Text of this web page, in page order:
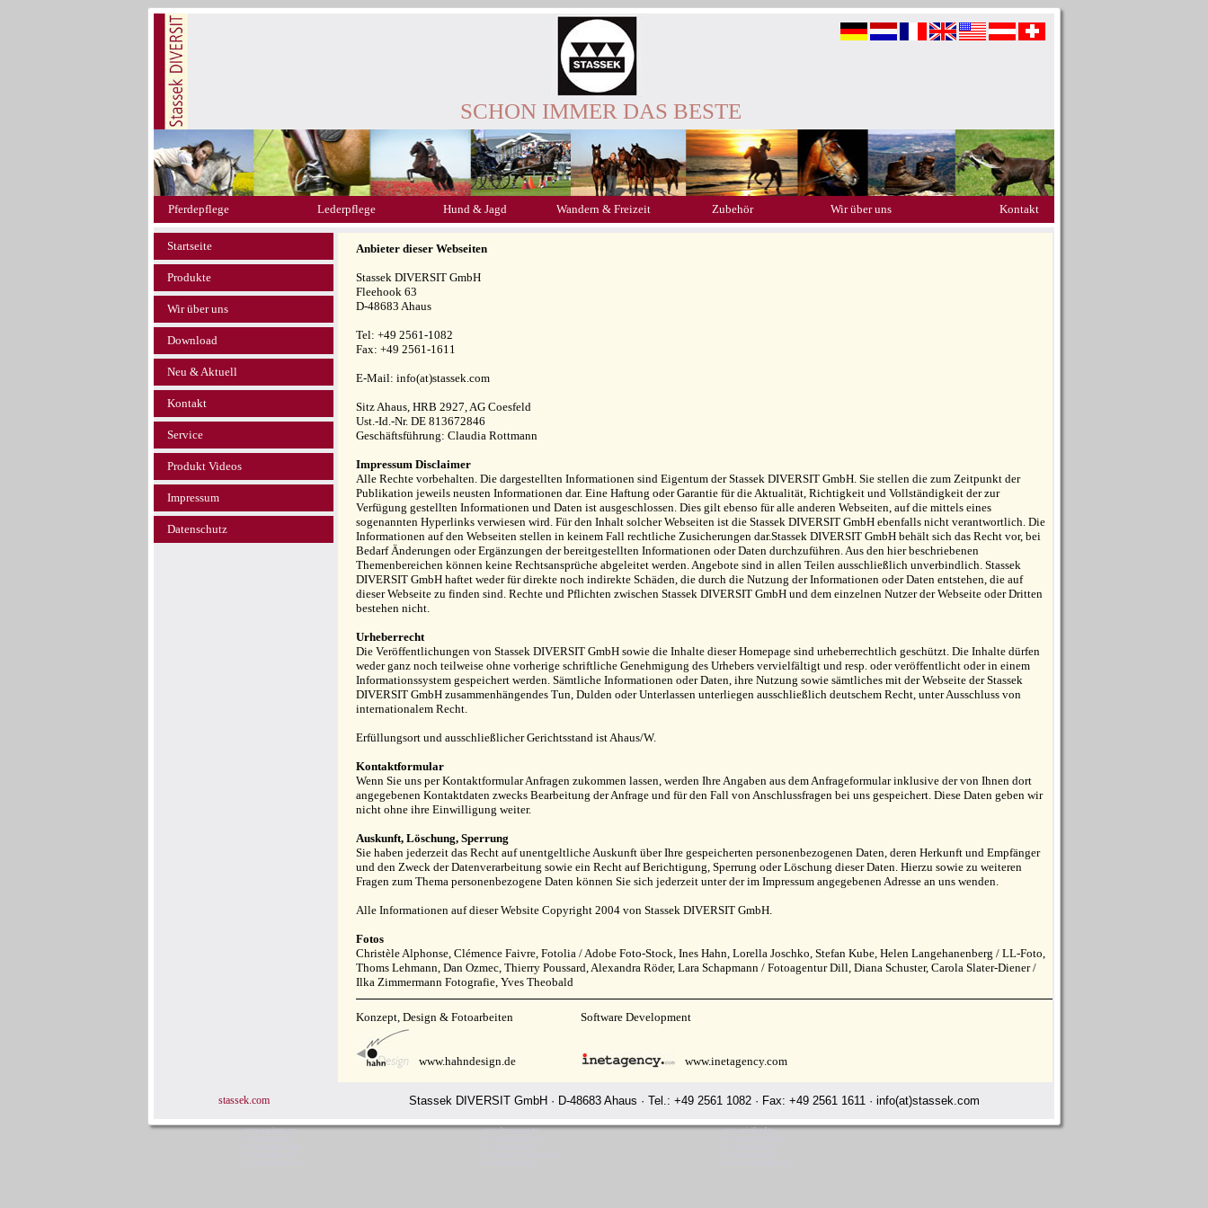
SCHON IMMER DAS BESTE
Pferdepflege Lederpflege Hund & Jagd Wandern & Freizeit Zubehör Wir über uns Kontakt
Startseite
Produkte
Wir über uns
Download
Neu & Aktuell
Kontakt
Service
Produkt Videos
Impressum
Datenschutz
Anbieter dieser Webseiten
Stassek DIVERSIT GmbH
Fleehook 63
D-48683 Ahaus
Tel: +49 2561-1082
Fax: +49 2561-1611
E-Mail: info(at)stassek.com
Sitz Ahaus, HRB 2927, AG Coesfeld
Ust.-Id.-Nr. DE 813672846
Geschäftsführung: Claudia Rottmann
Impressum Disclaimer
Alle Rechte vorbehalten. Die dargestellten Informationen sind Eigentum der Stassek DIVERSIT GmbH. Sie stellen die zum Zeitpunkt der
Publikation jeweils neusten Informationen dar. Eine Haftung oder Garantie für die Aktualität, Richtigkeit und Vollständigkeit der zur
Verfügung gestellten Informationen und Daten ist ausgeschlossen. Dies gilt ebenso für alle anderen Webseiten, auf die mittels eines
sogenannten Hyperlinks verwiesen wird. Für den Inhalt solcher Webseiten ist die Stassek DIVERSIT GmbH ebenfalls nicht verantwortlich. Die
Informationen auf den Webseiten stellen in keinem Fall rechtliche Zusicherungen dar.Stassek DIVERSIT GmbH behält sich das Recht vor, bei
Bedarf Änderungen oder Ergänzungen der bereitgestellten Informationen oder Daten durchzuführen. Aus den hier beschriebenen
Themenbereichen können keine Rechtsansprüche abgeleitet werden. Angebote sind in allen Teilen ausschließlich unverbindlich. Stassek
DIVERSIT GmbH haftet weder für direkte noch indirekte Schäden, die durch die Nutzung der Informationen oder Daten entstehen, die auf
dieser Webseite zu finden sind. Rechte und Pflichten zwischen Stassek DIVERSIT GmbH und dem einzelnen Nutzer der Webseite oder Dritten
bestehen nicht.
Urheberrecht
Die Veröffentlichungen von Stassek DIVERSIT GmbH sowie die Inhalte dieser Homepage sind urheberrechtlich geschützt. Die Inhalte dürfen
weder ganz noch teilweise ohne vorherige schriftliche Genehmigung des Urhebers vervielfältigt und resp. oder veröffentlicht oder in einem
Informationssystem gespeichert werden. Sämtliche Informationen oder Daten, ihre Nutzung sowie sämtliches mit der Webseite der Stassek
DIVERSIT GmbH zusammenhängendes Tun, Dulden oder Unterlassen unterliegen ausschließlich deutschem Recht, unter Ausschluss von
internationalem Recht.
Erfüllungsort und ausschließlicher Gerichtsstand ist Ahaus/W.
Kontaktformular
Wenn Sie uns per Kontaktformular Anfragen zukommen lassen, werden Ihre Angaben aus dem Anfrageformular inklusive der von Ihnen dort
angegebenen Kontaktdaten zwecks Bearbeitung der Anfrage und für den Fall von Anschlussfragen bei uns gespeichert. Diese Daten geben wir
nicht ohne ihre Einwilligung weiter.
Auskunft, Löschung, Sperrung
Sie haben jederzeit das Recht auf unentgeltliche Auskunft über Ihre gespeicherten personenbezogenen Daten, deren Herkunft und Empfänger
und den Zweck der Datenverarbeitung sowie ein Recht auf Berichtigung, Sperrung oder Löschung dieser Daten. Hierzu sowie zu weiteren
Fragen zum Thema personenbezogene Daten können Sie sich jederzeit unter der im Impressum angegebenen Adresse an uns wenden.
Alle Informationen auf dieser Website Copyright 2004 von Stassek DIVERSIT GmbH.
Fotos
Christèle Alphonse, Clémence Faivre, Fotolia / Adobe Foto-Stock, Ines Hahn, Lorella Joschko, Stefan Kube, Helen Langehanenberg / LL-Foto,
Thoms Lehmann, Dan Ozmec, Thierry Poussard, Alexandra Röder, Lara Schapmann / Fotoagentur Dill, Diana Schuster, Carola Slater-Diener /
Ilka Zimmermann Fotografie, Yves Theobald
Konzept, Design & Fotoarbeiten
www.hahndesign.de
Software Development
www.inetagency.com
stassek.com Stassek DIVERSIT GmbH · D-48683 Ahaus · Tel.: +49 2561 1082 · Fax: +49 2561 1611 · info(at)stassek.com
www.equistar.org
www.horsecare.tv
www.minifood.tv